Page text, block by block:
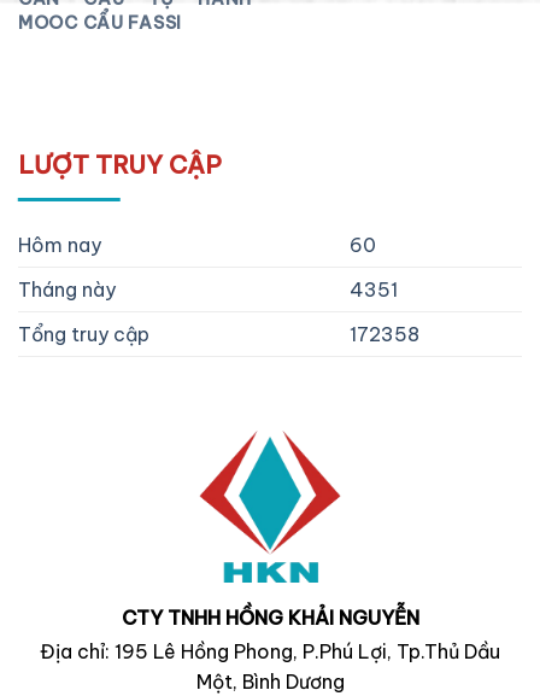
MOOC CẨU FASSI
LƯỢT TRUY CẬP
Hôm nay
60
Tháng này
4351
Tổng truy cập
172358
CTY TNHH HỒNG KHẢI NGUYỄN
Địa chỉ: 195 Lê Hồng Phong, P.Phú Lợi, Tp.Thủ Dầu
Một, Bình Dương